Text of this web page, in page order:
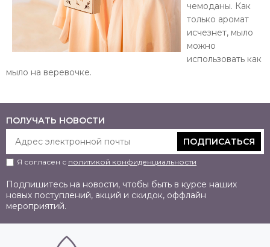
чемоданы. Как
только аромат
исчезнет, ​​мыло
можно
использовать как
мыло на веревочке.
ПОЛУЧАТЬ НОВОСТИ
ПОДПИСАТЬСЯ
Я согласен с политикой конфиденциальности
Подпишитесь на новости, чтобы быть в курсе наших
новых поступлений, акций и скидок, оффлайн
мероприятий.